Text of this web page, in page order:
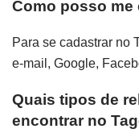
Como posso me
Para se cadastrar no
e-mail, Google,
Quais tipos de
encontrar no